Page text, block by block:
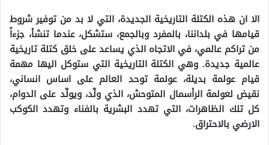
الا ان هذه الكتلة التاريخية الجديدة، التي لا بد من توفير شروط
قيامها في بلداننا، بالمفرد وبالجمع، ستشكل، عندما تنشأ، جزءاً
من تراكم عالمي، في الاتجاه الذي يساعد على خلق كتلة تاريخية
عالمية جديدة. وهي الكتلة التاريخية التي ستوكل اليها مهمة
قيام عولمة بديلة، عولمة توحد العالم على اساس انساني،
نقيض لعولمة الرأسمال المتوحش، الذي ولّد، ويولّد على الدوام،
كل تلك الظاهرات، التي تهدد البشرية بالفناء وتهدد الكوكب
الارضي بالاحتراق.